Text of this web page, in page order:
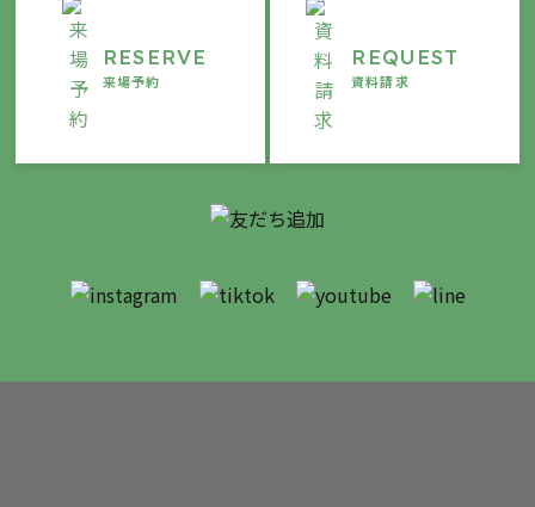
RESERVE
来場予約
REQUEST
資料請求